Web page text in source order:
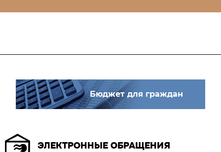
Бюджет для граждан
ЭЛЕКТРОННЫЕ ОБРАЩЕНИЯ